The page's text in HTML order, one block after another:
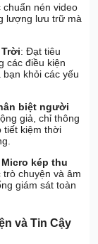
chuẩn nén video
lượng lưu trữ mà
: Đạt tiêu
các điều kiện
khỏi các yếu
biệt người
giả, chỉ thông
tiết kiệm thời
Micro kép thu
chuyện và âm
giám sát toàn
và Tin Cậy